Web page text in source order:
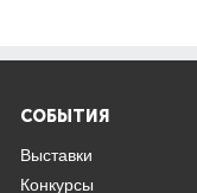
СОБЫТИЯ
Выставки
Конкурсы